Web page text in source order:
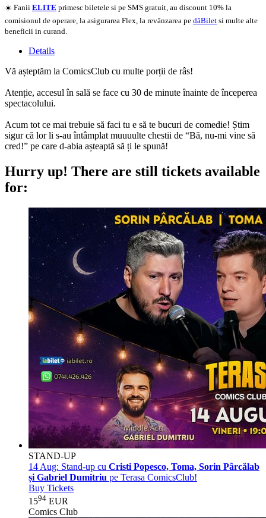
☀️ Fanii ELITE primesc biletele si pe SMS gratuit, au discount 10% la
comisionul de operare, la asigurarea Flex, la revânzarea pe dăBilet si multe alte
beneficii in curand.
Details
Vă așteptăm la ComicsClub cu multe porții de râs!
Atenție, accesul în sală se face cu 30 de minute înainte de începerea
spectacolului.
Acum tot ce mai trebuie să faci tu e să te bucuri de comedie! Știm
sigur că lor li s-au întâmplat muuuulte chestii de “Bă, nu-mi vine să
cred!” pe care d-abia așteaptă să ți le spună!
Hurry up! There are still tickets available
for:
STAND-UP
14 Aug: Stand-up cu Cristi Popesco, Toma, Sorin Pârcălab
și Gabriel Dumitriu pe Terasa ComicsClub!
Buy Tickets
1594 EUR
Comics Club